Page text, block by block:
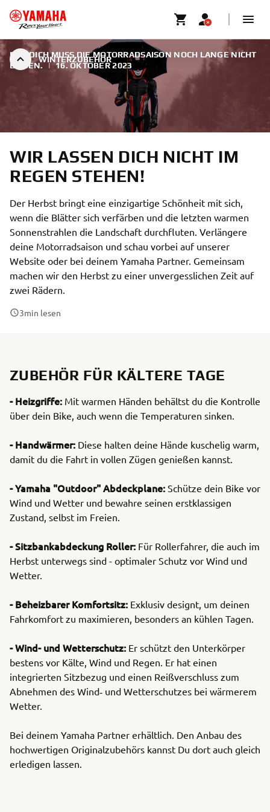
WINTERZUBEHÖR
FÜR DICH MUSS DIE MOTORRADSAISON NOCH LANGE NICHT
ENDEN.
| 16. OKTOBER 2023
WIR LASSEN DICH NICHT IM
REGEN STEHEN!
Der Herbst bringt eine einzigartige Schönheit mit sich,
wenn die Blätter sich verfärben und die letzten warmen
Sonnenstrahlen die Landschaft durchfluten. Verlängere
deine Motorradsaison und schau vorbei auf unserer
Website oder bei deinem Yamaha Partner. Gemeinsam
machen wir den Herbst zu einer unvergesslichen Zeit auf
zwei Rädern.
3min lesen
ZUBEHÖR FÜR KÄLTERE TAGE
- Heizgriffe: Mit warmen Händen behältst du die Kontrolle
über dein Bike, auch wenn die Temperaturen sinken.
- Handwärmer: Diese halten deine Hände kuschelig warm,
damit du die Fahrt in vollen Zügen genießen kannst.
- Yamaha "Outdoor"Abdeckplane: Schütze dein Bike vor
Wind und Wetter und bewahre seinen erstklassigen
Zustand, selbst im Freien.
- Sitzbankabdeckung Roller: Für Rollerfahrer, die auch im
Herbst unterwegs sind - optimaler Schutz vor Wind und
Wetter.
- Beheizbarer Komfortsitz: Exklusiv designt, um deinen
Fahrkomfort zu maximieren, besonders an kühlen Tagen.
- Wind- und Wetterschutz: Er schützt den Unterkörper
bestens vor Kälte, Wind und Regen. Er hat einen
integrierten Sitzbezug und einen Reißverschluss zum
Abnehmen des Wind‑ und Wetterschutzes bei wärmerem
Wetter.
Bei deinem Yamaha Partner erhältlich. Den Anbau des
hochwertigen Originalzubehörs kannst Du dort auch gleich
erledigen lassen.